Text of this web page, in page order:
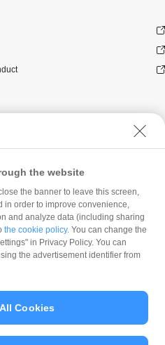
考え方
Corporation
the website
the banner to leave this screen,
in order to improve convenience,
and analyze data (including sharing
the cookie policy. You can change the
in Privacy Policy. You can
the advertisement identifier from
Cookies